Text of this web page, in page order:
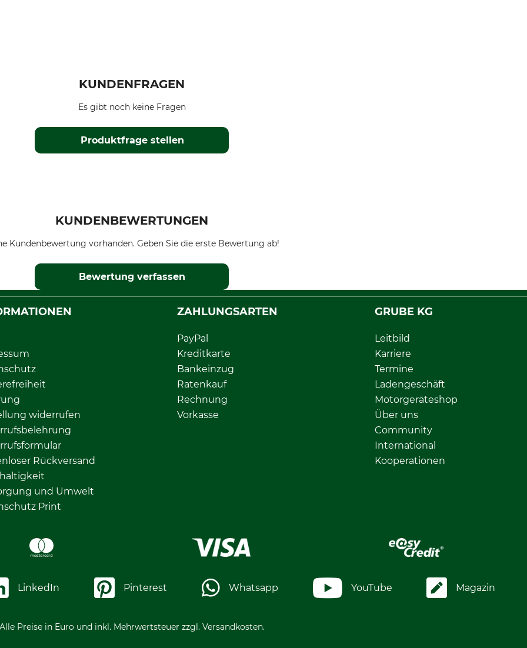
KUNDENFRAGEN
Produktfrage stellen
Es gibt noch keine Fragen
KUNDENBEWERTUNGEN
Kundenbewertung vorhanden. Geben Sie die erste Bewertung ab!
Bewertung verfassen
widerrufen
Rückversand
und Umwelt
Print
ZAHLUNGSARTEN
PayPal
Kreditkarte
Bankeinzug
Ratenkauf
Rechnung
Vorkasse
GRUBE KG
Leitbild
Karriere
Termine
Ladengeschäft
Motorgeräteshop
Über uns
Community
International
Kooperationen
LinkedIn Pinterest Whatsapp YouTube Magazin
Preise in Euro und inkl. Mehrwertsteuer zzgl. Versandkosten.